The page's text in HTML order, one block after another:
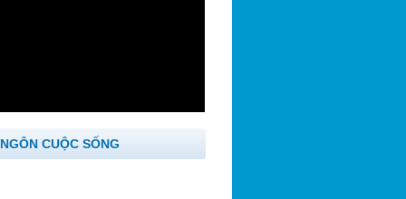
CUỘC SỐNG